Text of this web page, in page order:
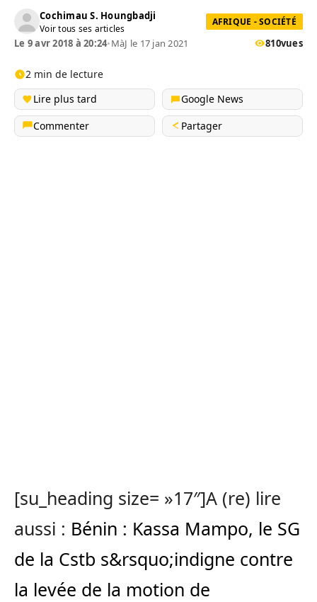
Cochimau S. Houngbadji
Voir tous ses articles
AFRIQUE - SOCIÉTÉ
Le 9 avr 2018 à 20:24•MàJ le 17 jan 2021 810vues
2 min de lecture
Lire plus tard
Google News
Commenter
Partager
[su_heading size= »17″]A (re) lire
aussi : Bénin : Kassa Mampo, le SG
de la Cstb s&rsquo;indigne contre
la levée de la motion de